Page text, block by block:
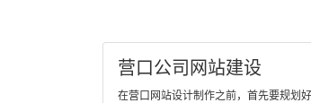
营口公司网站建设
在营口网站设计制作之前，首先要规划